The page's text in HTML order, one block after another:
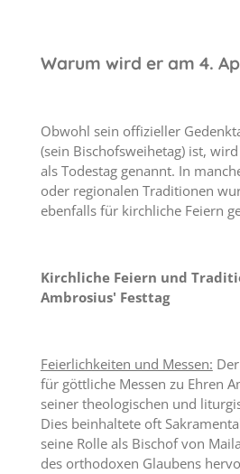
Warum wird er am 4.
Obwohl sein offizieller
(sein Bischofsweihetag) ist,
als Todestag genannt. In
oder regionalen Traditionen
ebenfalls für kirchliche Feiern
Kirchliche Feiern und
Ambrosius' Festtag
Feierlichkeiten und Messen:
für göttliche Messen zu Ehren
seiner theologischen und
Dies beinhaltete oft
seine Rolle als Bischof von
des orthodoxen Glaubens